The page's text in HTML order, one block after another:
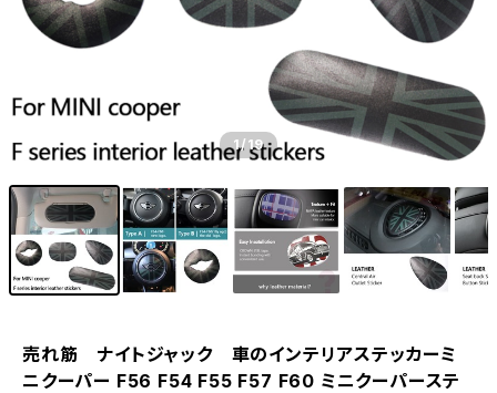
1/19
売れ筋 ナイトジャック 車のインテリアステッカーミ
ニクーパー F56 F54 F55 F57 F60 ミニクーパーステ